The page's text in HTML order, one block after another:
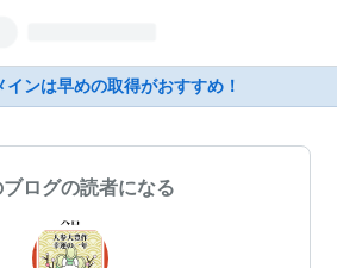
インは早めの取得がおすすめ！
ブログの読者になる